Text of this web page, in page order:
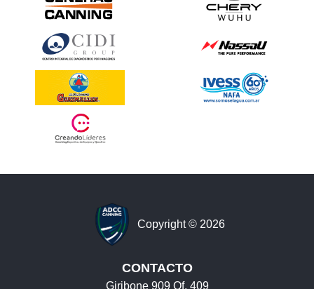
Copyright © 2026
CONTACTO
Giribone 909 Of. 409